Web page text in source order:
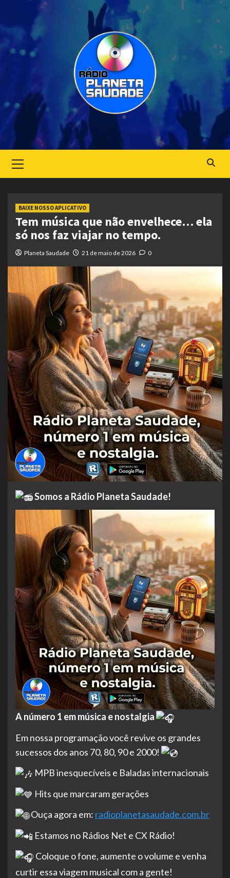
Menu
BAIXE NOSSO APLICATIVO
Tem música que não envelhece… ela
só nos faz viajar no tempo.
Planeta Saudade 21 de maio de 2026 0
Somos a Rádio Planeta Saudade!
A número 1 em música e nostalgia
Em nossa programação você revive os grandes
sucessos dos anos 70, 80, 90 e 2000!
MPB inesquecíveis e Baladas internacionais
Hits que marcaram gerações
Ouça agora em: radioplanetasaudade.com.br
Estamos no Rádios Net e CX Rádio!
Coloque o fone, aumente o volume e venha
curtir essa viagem musical com a gente!